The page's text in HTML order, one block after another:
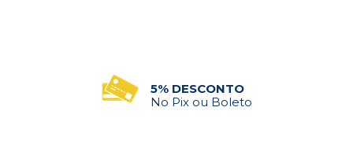
PEDIDO MÍNIMO
R$500 em Compras